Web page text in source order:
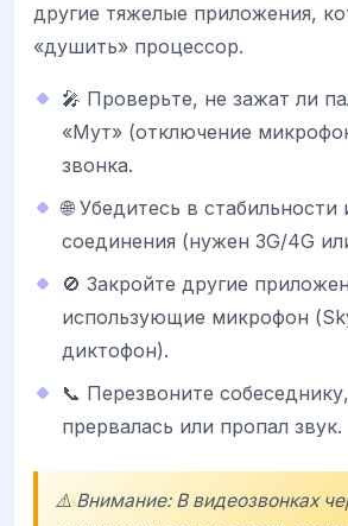
другие тяжелые приложения,
«душить» процессор.
🎤 Проверьте, не зажат ли
«Мут» (отключение
звонка.
🌐 Убедитесь в стабильности
соединения (нужен 3G/4G
🚫 Закройте другие
использующие микрофон
диктофон).
📞 Перезвоните
прервалась или пропал звук.
⚠️ Внимание: В видеозвонках